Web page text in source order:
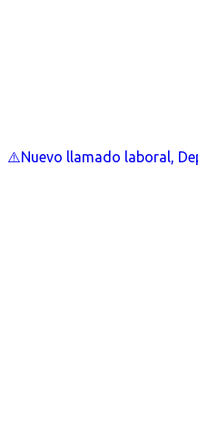
⚠️Nuevo llamado laboral,